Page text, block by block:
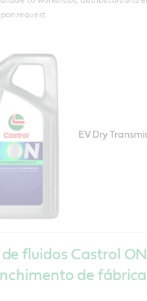
request.
EV Dry
fluidos Castrol
de fábrica